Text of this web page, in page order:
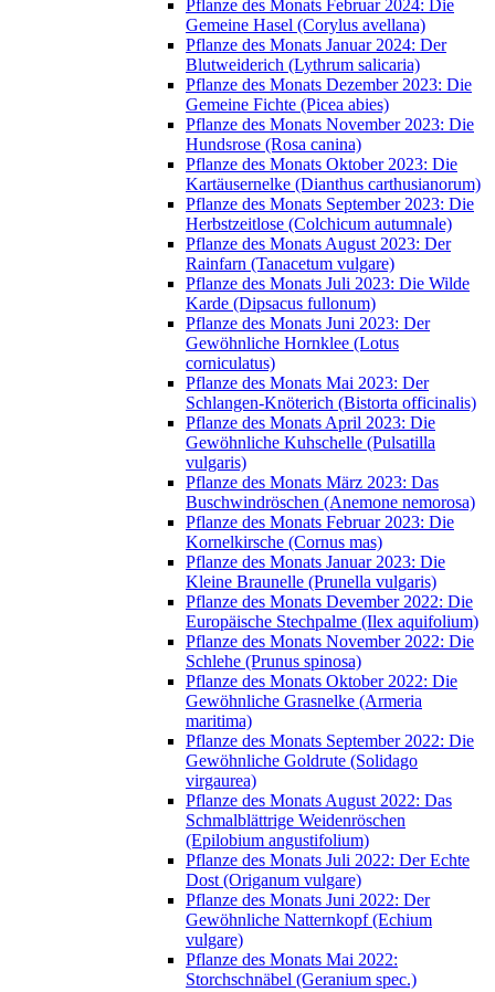
Pflanze des Monats Februar 2024: Die
Gemeine Hasel (Corylus avellana)
Pflanze des Monats Januar 2024: Der
Blutweiderich (Lythrum salicaria)
Pflanze des Monats Dezember 2023: Die
Gemeine Fichte (Picea abies)
Pflanze des Monats November 2023: Die
Hundsrose (Rosa canina)
Pflanze des Monats Oktober 2023: Die
Kartäusernelke (Dianthus carthusianorum)
Pflanze des Monats September 2023: Die
Herbstzeitlose (Colchicum autumnale)
Pflanze des Monats August 2023: Der
Rainfarn (Tanacetum vulgare)
Pflanze des Monats Juli 2023: Die Wilde
Karde (Dipsacus fullonum)
Pflanze des Monats Juni 2023: Der
Gewöhnliche Hornklee (Lotus
corniculatus)
Pflanze des Monats Mai 2023: Der
Schlangen-Knöterich (Bistorta officinalis)
Pflanze des Monats April 2023: Die
Gewöhnliche Kuhschelle (Pulsatilla
vulgaris)
Pflanze des Monats März 2023: Das
Buschwindröschen (Anemone nemorosa)
Pflanze des Monats Februar 2023: Die
Kornelkirsche (Cornus mas)
Pflanze des Monats Januar 2023: Die
Kleine Braunelle (Prunella vulgaris)
Pflanze des Monats Devember 2022: Die
Europäische Stechpalme (Ilex aquifolium)
Pflanze des Monats November 2022: Die
Schlehe (Prunus spinosa)
Pflanze des Monats Oktober 2022: Die
Gewöhnliche Grasnelke (Armeria
maritima)
Pflanze des Monats September 2022: Die
Gewöhnliche Goldrute (Solidago
virgaurea)
Pflanze des Monats August 2022: Das
Schmalblättrige Weidenröschen
(Epilobium angustifolium)
Pflanze des Monats Juli 2022: Der Echte
Dost (Origanum vulgare)
Pflanze des Monats Juni 2022: Der
Gewöhnliche Natternkopf (Echium
vulgare)
Pflanze des Monats Mai 2022:
Storchschnäbel (Geranium spec.)